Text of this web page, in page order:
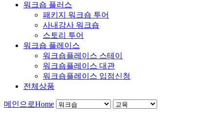
워크숍 플러스
패키지 워크숍 투어
사내강사 워크숍
스토리 투어
워크숍 플레이스
워크숍플레이스 스테이
워크숍플레이스 대관
워크숍플레이스 입점신청
전체상품
메인으로Home